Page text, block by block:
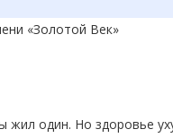
«Золотой Век»
один. Но здоровье